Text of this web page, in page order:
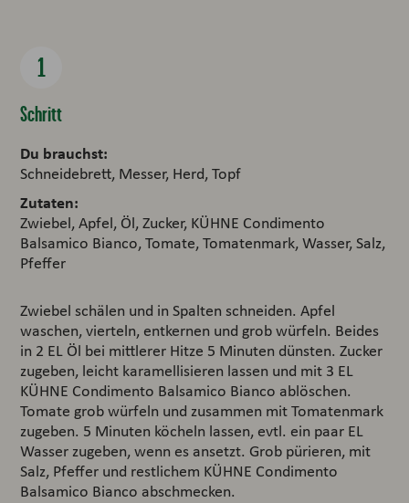
Schritt
Du brauchst:
Schneidebrett, Messer, Herd, Topf
Zutaten:
Zwiebel, Apfel, Öl, Zucker, KÜHNE Condimento
Balsamico Bianco, Tomate, Tomatenmark, Wasser, Salz,
Pfeffer
Zwiebel schälen und in Spalten schneiden. Apfel
waschen, vierteln, entkernen und grob würfeln. Beides
in 2 EL Öl bei mittlerer Hitze 5 Minuten dünsten. Zucker
zugeben, leicht karamellisieren lassen und mit 3 EL
KÜHNE Condimento Balsamico Bianco ablöschen.
Tomate grob würfeln und zusammen mit Tomatenmark
zugeben. 5 Minuten köcheln lassen, evtl. ein paar EL
Wasser zugeben, wenn es ansetzt. Grob pürieren, mit
Salz, Pfeffer und restlichem KÜHNE Condimento
Balsamico Bianco abschmecken.